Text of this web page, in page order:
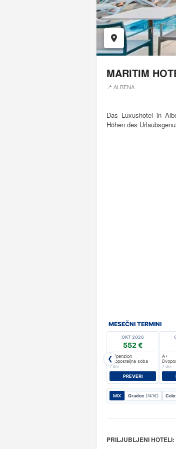
MARITIM
📍 ALBENA
Das Luxushotel in
Höhen des
MESEČNI TERMINI
❮
OKT 2026
552 €
Polpenzion
Dvoposteljna soba
7 dni
PREVERI
A+
7 dni
MIX Gradec (741€)
PRILJUBLJENI HOTELI: